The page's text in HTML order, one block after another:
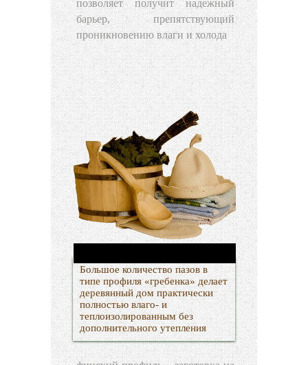
позволяет получит надежный
барьер, препятствующий
проникновению влаги и холода
Большое количество пазов в
типе профиля «гребенка» делает
деревянный дом практически
полностью влаго- и
теплоизолированным без
дополнительного утепления